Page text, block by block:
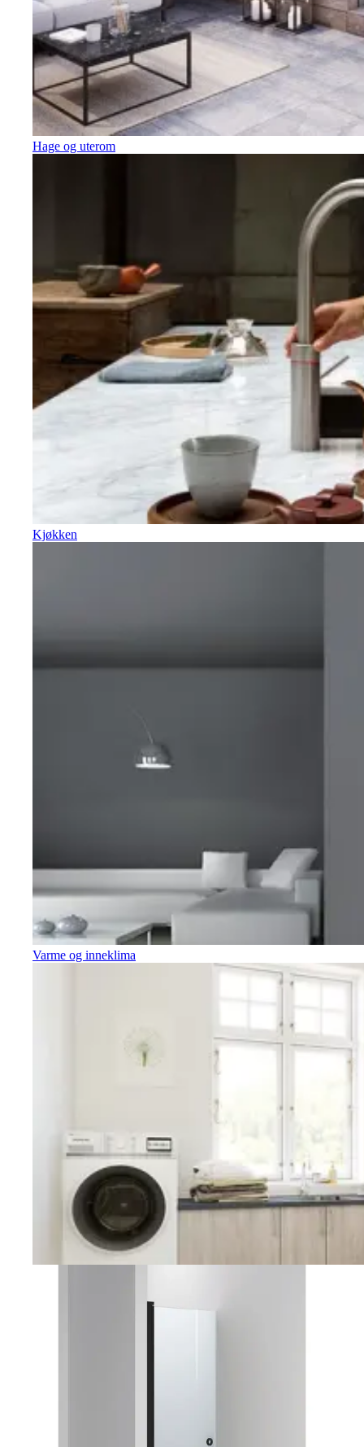
Hage og uterom
Kjøkken
Varme og inneklima